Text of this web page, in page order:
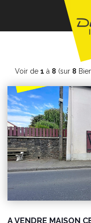
Louer
Vendre
Gérance
Nos agences
immobilier
Voir de 1 à 8 (sur 8
A VENDRE MAISON